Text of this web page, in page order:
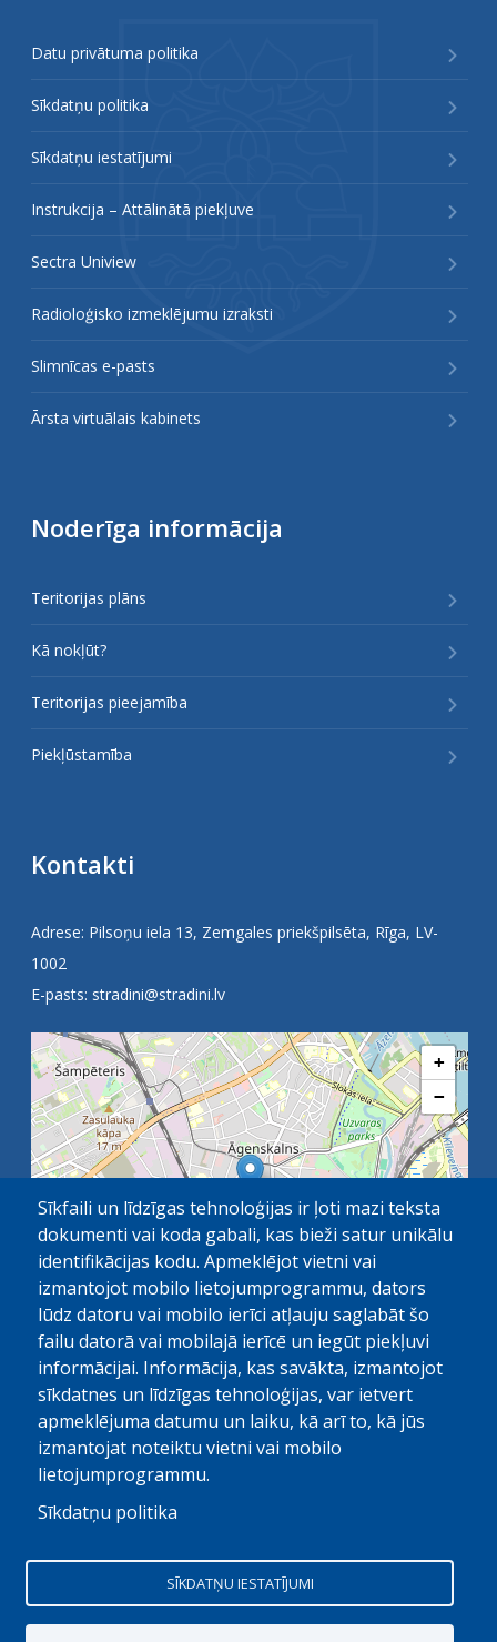
Datu privātuma politika
Sīkdatņu politika
Sīkdatņu iestatījumi
Instrukcija – Attālinātā piekļuve
Sectra Uniview
Radioloģisko izmeklējumu izraksti
Slimnīcas e-pasts
Ārsta virtuālais kabinets
Noderīga informācija
Teritorijas plāns
Kā nokļūt?
Teritorijas pieejamība
Piekļūstamība
Kontakti
Adrese: Pilsoņu iela 13, Zemgales priekšpilsēta, Rīga, LV-
1002
E-pasts: stradini@stradini.lv
+
−
1 km OpenStreetMap contributors
Visas tiesības aizsargātas. Pārpublicēšanas gadijumā atsauce
Sīkfaili un līdzīgas tehnoloģijas ir ļoti mazi teksta
dokumenti vai koda gabali, kas bieži satur unikālu
identifikācijas kodu. Apmeklējot vietni vai
izmantojot mobilo lietojumprogrammu, dators
lūdz datoru vai mobilo ierīci atļauju saglabāt šo
failu datorā vai mobilajā ierīcē un iegūt piekļuvi
informācijai. Informācija, kas savākta, izmantojot
sīkdatnes un līdzīgas tehnoloģijas, var ietvert
apmeklējuma datumu un laiku, kā arī to, kā jūs
izmantojat noteiktu vietni vai mobilo
lietojumprogrammu.
Sīkdatņu politika
SĪKDATŅU IESTATĪJUMI